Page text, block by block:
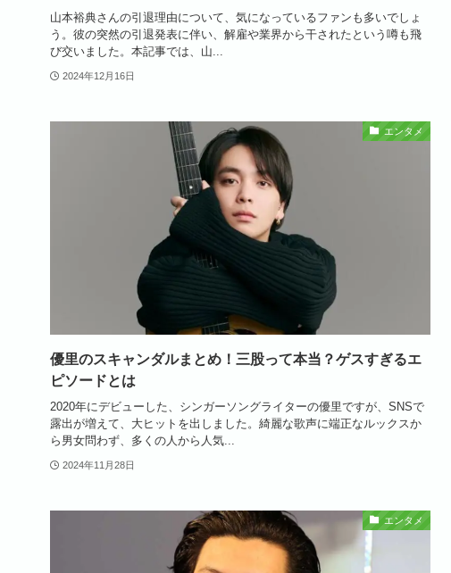
山本裕典さんの引退理由について、気になっているファンも多いでしょ
う。彼の突然の引退発表に伴い、解雇や業界から干されたという噂も飛
び交いました。本記事では、山...
2024年12月16日
エンタメ
優里のスキャンダルまとめ！三股って本当？ゲスすぎるエ
ピソードとは
2020年にデビューした、シンガーソングライターの優里ですが、SNSで
露出が増えて、大ヒットを出しました。綺麗な歌声に端正なルックスか
ら男女問わず、多くの人から人気...
2024年11月28日
エンタメ